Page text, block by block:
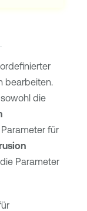
bearbeiten.
die
für
Parameter